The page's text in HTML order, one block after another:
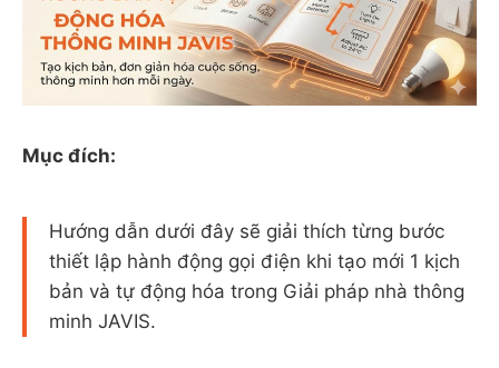
Mục đích:
Hướng dẫn dưới đây sẽ giải thích từng bước
thiết lập hành động gọi điện khi tạo mới 1 kịch
bản và tự động hóa trong Giải pháp nhà thông
minh JAVIS.